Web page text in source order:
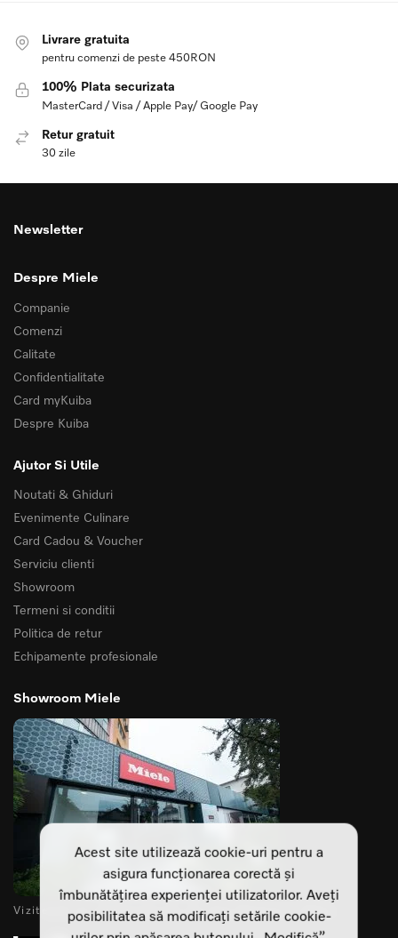
Livrare gratuita
pentru comenzi de peste 450RON
100% Plata securizata
MasterCard / Visa / Apple Pay/ Google Pay
Retur gratuit
30 zile
Newsletter
Despre Miele
Companie
Comenzi
Calitate
Confidentialitate
Card myKuiba
Despre Kuiba
Ajutor Si Utile
Noutati & Ghiduri
Evenimente Culinare
Card Cadou & Voucher
Serviciu clienti
Showroom
Termeni si conditii
Politica de retur
Echipamente profesionale
Showroom Miele
Vizitează-ne showroomurile din Cluj Napoca si Sibiu
Acest site utilizează cookie-uri pentru a
asigura funcționarea corectă și
îmbunătățirea experienței utilizatorilor. Aveți
posibilitatea să modificați setările cookie-